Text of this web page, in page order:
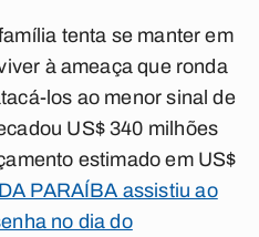
tenta se manter em
à ameaça que ronda
los ao menor sinal de
US$ 340 milhões
estimado em US$
PARAÍBA assistiu ao
no dia do